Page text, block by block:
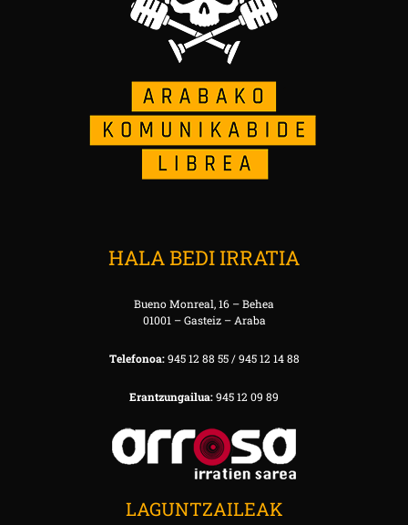
HALA BEDI IRRATIA
Bueno Monreal, 16 – Behea
01001 – Gasteiz – Araba
Telefonoa:945 12 88 55 / 945 12 14 88
Erantzungailua:945 12 09 89
LAGUNTZAILEAK